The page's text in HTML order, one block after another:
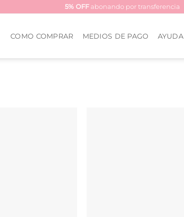
5% OFFabonando por transferencia
COMO COMPRAR MEDIOS DE PAGO AYUDA